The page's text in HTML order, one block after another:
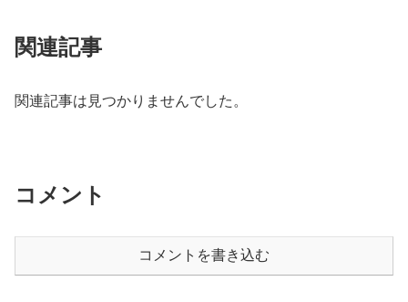
関連記事
関連記事は見つかりませんでした。
コメント
コメントを書き込む